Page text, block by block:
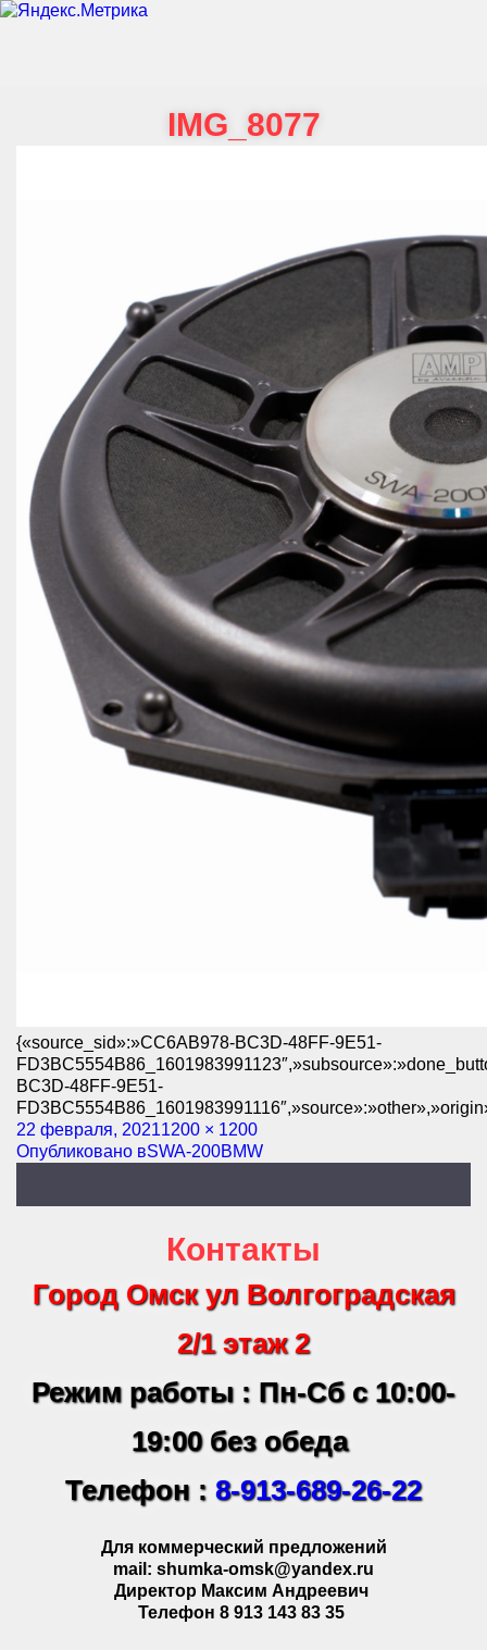
IMG_8077
{«source_sid»:»CC6AB978-BC3D-48FF-9E51-
BC3D-48FF-9E51-
Опубликовано
22 февраля, 2021Полный
размер
1200 × 1200
Навигация
Опубликовано вSWA-200BMW
Контакты
Город Омск ул Волгоградская
2/1 этаж 2
Режим работы : Пн-Сб с 10:00-
19:00 без обеда
Телефон : 8-913-689-26-22
Для коммерческий предложений
mail: shumka-omsk@yandex.ru
Директор Максим Андреевич
Телефон 8 913 143 83 35